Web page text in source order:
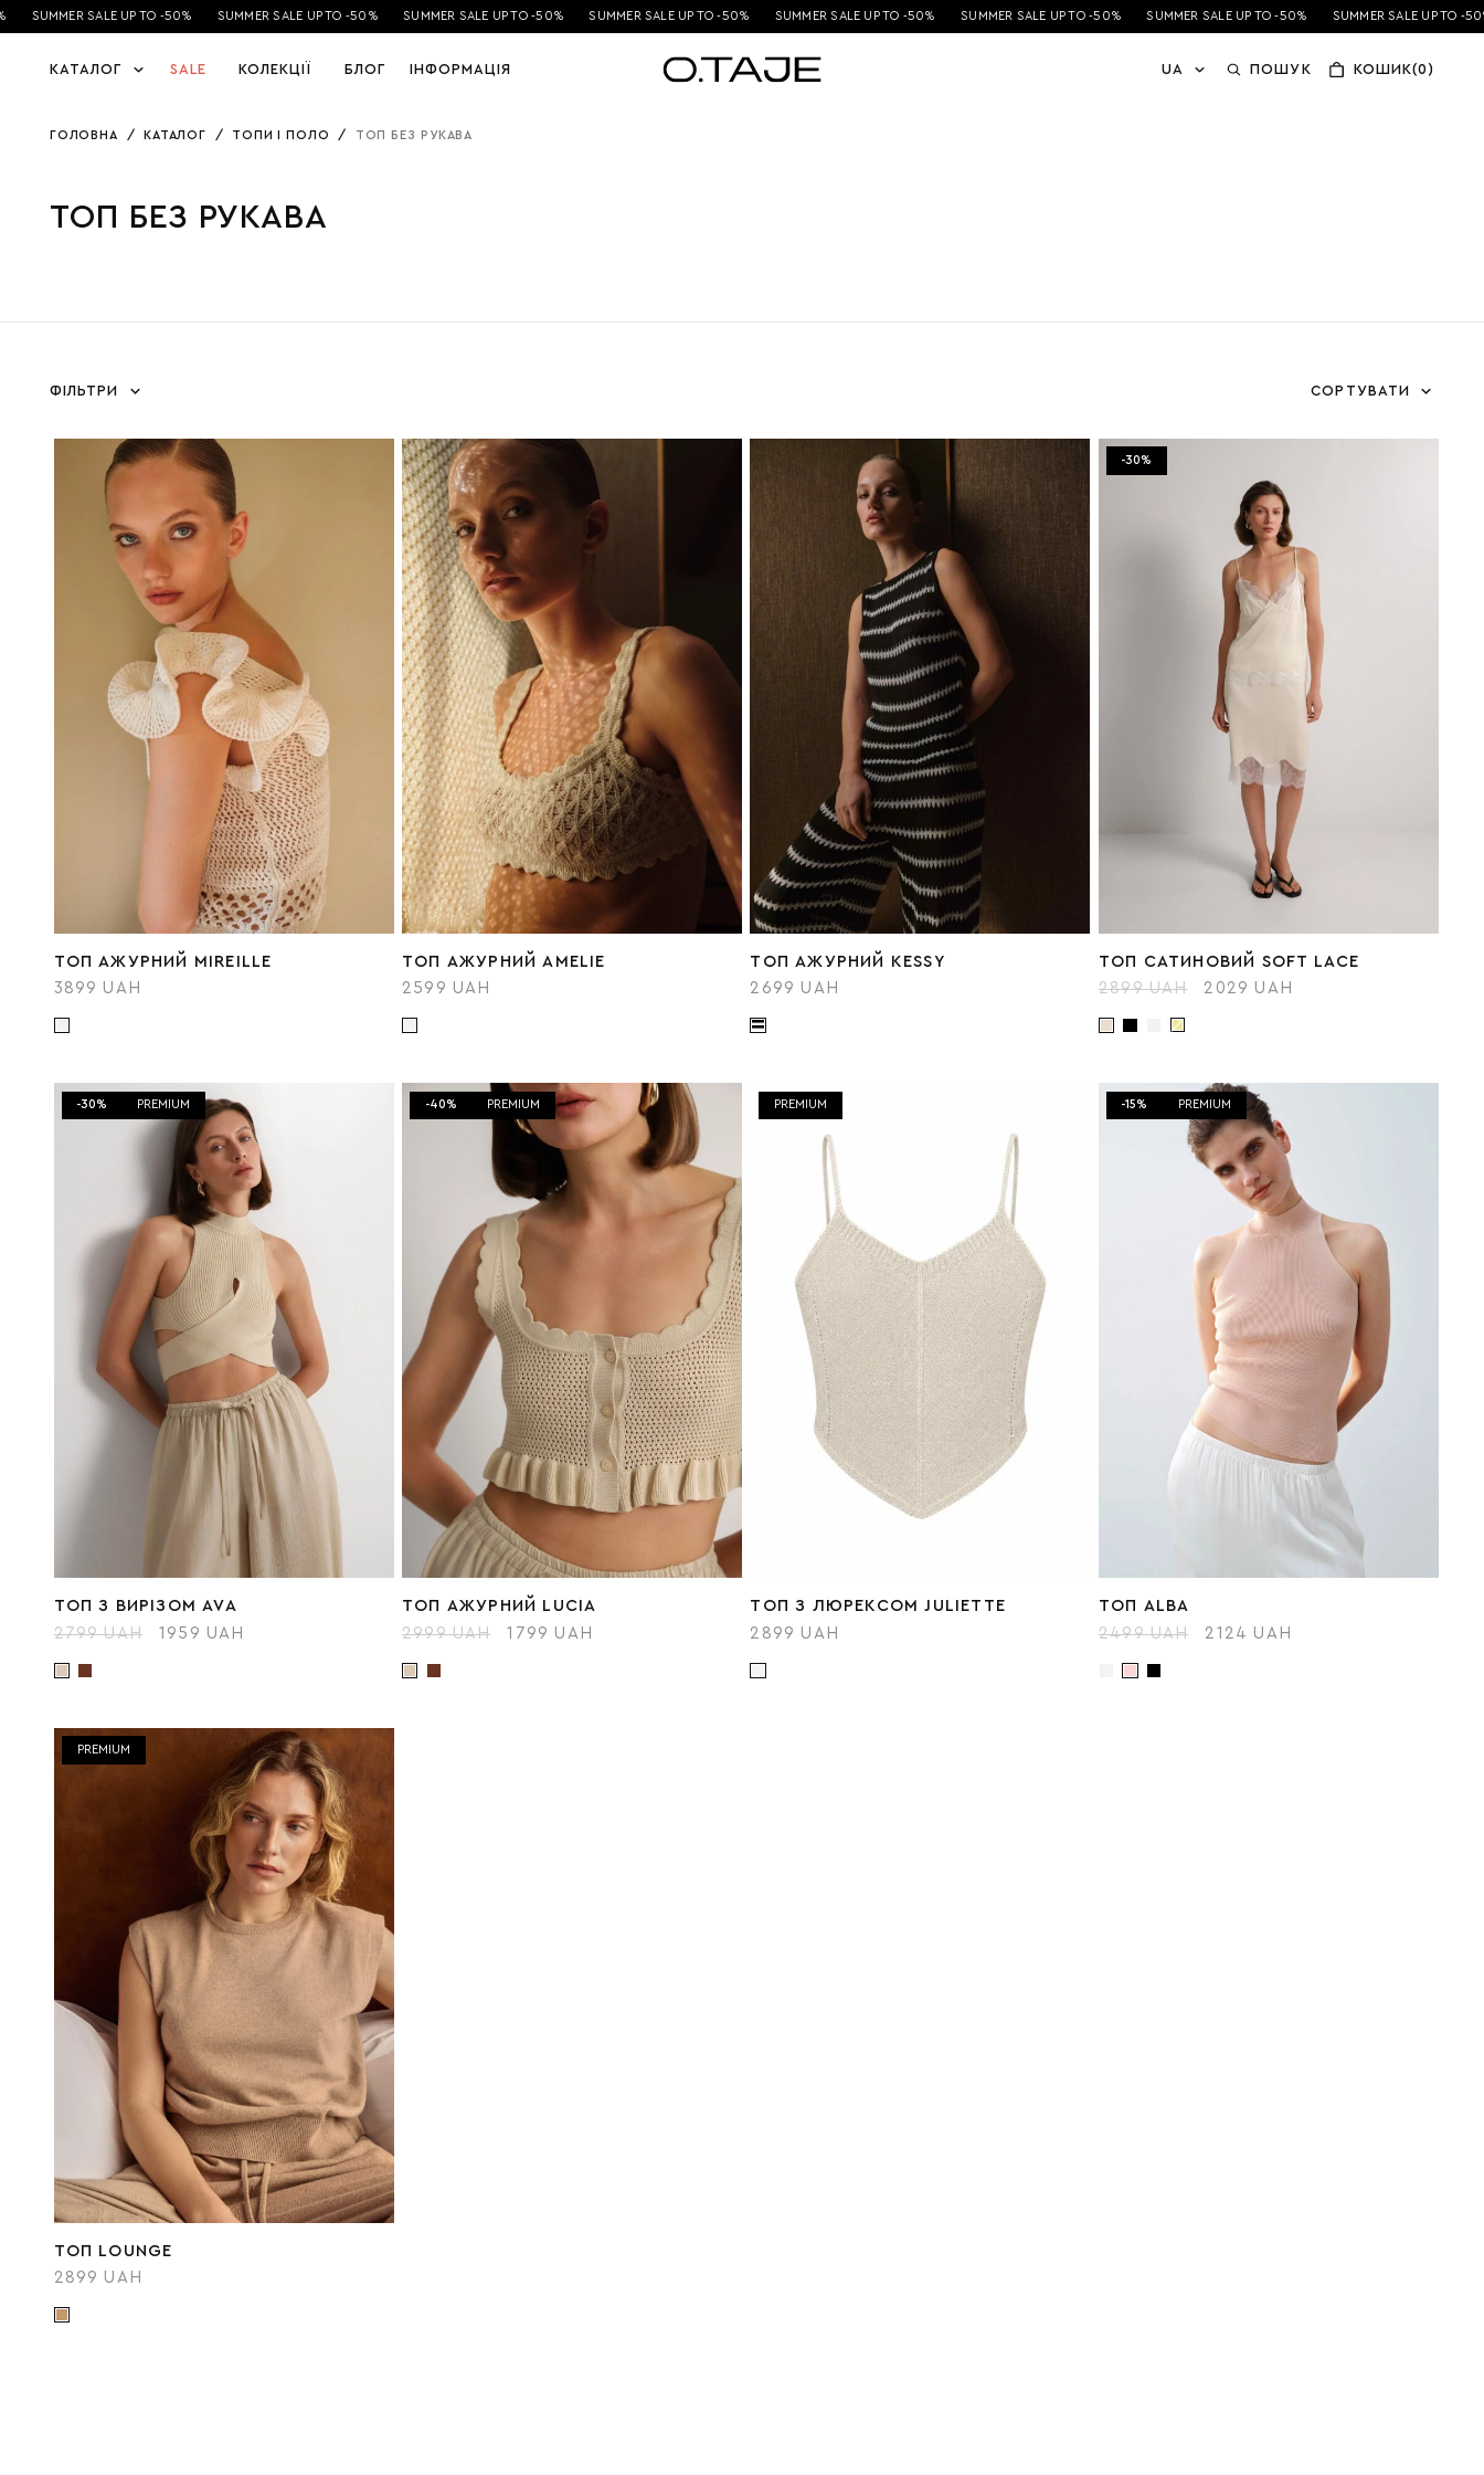
SUMMER SALE UP TO -50% SUMMER SALE UP TO -50% SUMMER SALE UP TO -50% SUMMER SALE UP TO -50% SUMMER SALE UP TO -50% SUMMER SALE UP TO -50% SUMMER SALE UP TO -50% SUMMER SALE UP TO -50%
КАТАЛОГ SALE КОЛЕКЦІЇ БЛОГ ІНФОРМАЦІЯ UA ПОШУК КОШИК(0)
ГОЛОВНА / КАТАЛОГ / ТОПИ І ПОЛО / ТОП БЕЗ РУКАВА
ТОП БЕЗ РУКАВА
ФІЛЬТРИ СОРТУВАТИ
ТОП АЖУРНИЙ MIREILLE
3899 UAH
ТОП АЖУРНИЙ AMELIE
2599 UAH
ТОП АЖУРНИЙ KESSY
2699 UAH
-30%
ТОП САТИНОВИЙ SOFT LACE
2899 UAH
2029 UAH
-30% PREMIUM
ТОП З ВИРІЗОМ AVA
2799 UAH
1959 UAH
-40% PREMIUM
ТОП АЖУРНИЙ LUCIA
2999 UAH
1799 UAH
PREMIUM
ТОП З ЛЮРЕКСОМ JULIETTE
2899 UAH
-15% PREMIUM
ТОП ALBA
2499 UAH
2124 UAH
PREMIUM
ТОП LOUNGE
2899 UAH